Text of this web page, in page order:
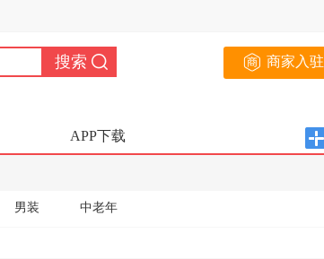
商家入驻
APP下载
男装 中老年